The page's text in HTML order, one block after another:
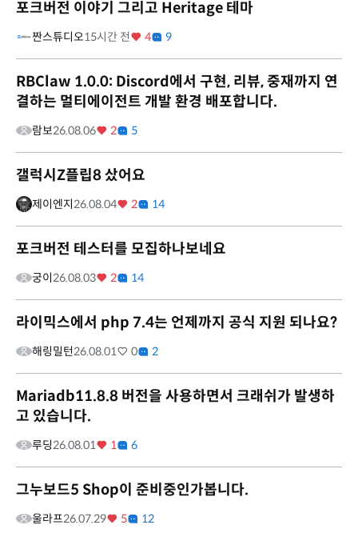
포크버전 이야기 그리고 Heritage 테마
짠스튜디오15시간 전 4 9
RBClaw 1.0.0: Discord에서 구현, 리뷰, 중재까지 연
결하는 멀티에이전트 개발 환경 배포합니다.
람보26.08.06 2 5
갤럭시Z플립8 샀어요
제이엔지26.08.04 2 14
포크버전 테스터를 모집하나보네요
궁이26.08.03 2 14
라이믹스에서 php 7.4는 언제까지 공식 지원 되나요?
해링밀턴26.08.01 0 2
Mariadb11.8.8 버전을 사용하면서 크래쉬가 발생하
고 있습니다.
루딩26.08.01 1 6
그누보드5 Shop이 준비중인가봅니다.
울라프26.07.29 5 12